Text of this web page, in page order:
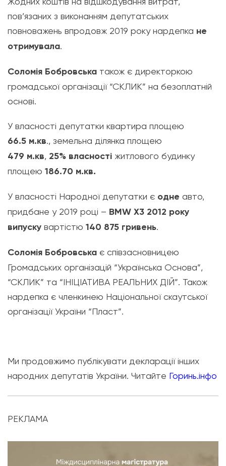
пов’язаних з виконанням депутатських
повноважень впродовж 2019 року нардепка не
отримувала.
Соломія Бобровська також є директоркою
громадської організації “СКЛИК” на безоплатній
основі.
У власності депутатки квартира площею
66.5 м.кв., земельна ділянка площею
479 м.кв, 25% власності житлового будинку
площею 186.70 м.кв.
У власності Народної депутатки є одне авто,
придбане у 2019 році – BMW X3 2012 року
випуску вартістю 140 875 гривень.
Соломія Бобровська є співзасновницею
Громадських організацій “Українська Основа”,
“СКЛИК” та “ІНІЦІАТИВА РЕАЛЬНИХ ДІЙ”. Також
нардепка є членкинею Національної скаутської
організації України “Пласт”.
Ми продовжимо публікувати декларації інших
народних депутатів України. Читайте Горинь.інфо
РЕКЛАМА